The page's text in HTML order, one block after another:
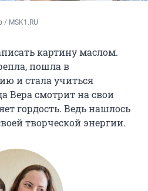
/ MSK1.RU
картину маслом.
пошла в
и стала учиться
Вера смотрит на свои
гордость. Ведь нашлось
творческой энергии.